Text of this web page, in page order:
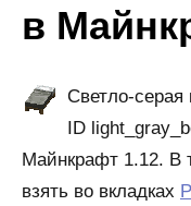
в
Светло-серая
ID
Майнкрафт 1.12. В
взять во вкладках